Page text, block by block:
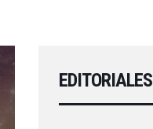
EDITORIALES